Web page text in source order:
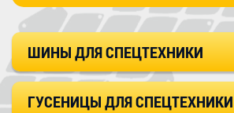
ШИНЫ ДЛЯ СПЕЦТЕХНИКИ
ГУСЕНИЦЫ ДЛЯ СПЕЦТЕХНИКИ